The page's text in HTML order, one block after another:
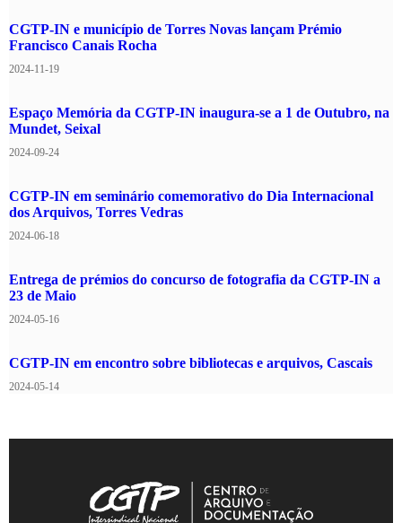
Maio
CGTP-IN e município de Torres Novas lançam Prémio
Francisco Canais Rocha
2024-11-19
Espaço Memória da CGTP-IN inaugura-se a 1 de Outubro, na
Mundet, Seixal
2024-09-24
CGTP-IN em seminário comemorativo do Dia Internacional
dos Arquivos, Torres Vedras
2024-06-18
Entrega de prémios do concurso de fotografia da CGTP-IN a
23 de Maio
2024-05-16
CGTP-IN em encontro sobre bibliotecas e arquivos, Cascais
2024-05-14